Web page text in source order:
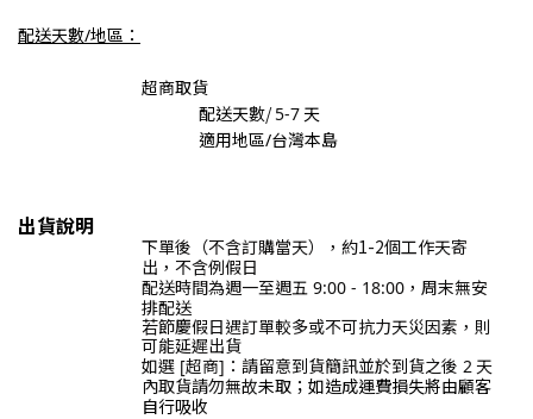
配送天數/地區：
超商取貨
配送天數/5-7 天
適用地區/台灣本島
出貨說明
下單後（不含訂購當天），約1-2個工作天寄
出，不含例假日
配送時間為週一至週五 9:00 - 18:00，周末無安
排配送
若節慶假日遇訂單較多或不可抗力天災因素，則
可能延遲出貨
如選 [超商]：請留意到貨簡訊並於到貨之後 2 天
內取貨請勿無故未取；如造成運費損失將由顧客
自行吸收